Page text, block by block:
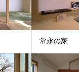
常永の家